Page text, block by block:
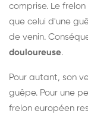
comprise. Le
que celui d'une
de venin.
douloureuse.
Pour autant, son
guêpe. Pour une
frelon européen